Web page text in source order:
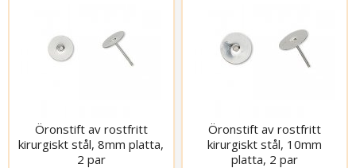
Öronstift av rostfritt
kirurgiskt stål, 8mm platta,
2 par
Öronstift av rostfritt
kirurgiskt stål, 10mm
platta, 2 par